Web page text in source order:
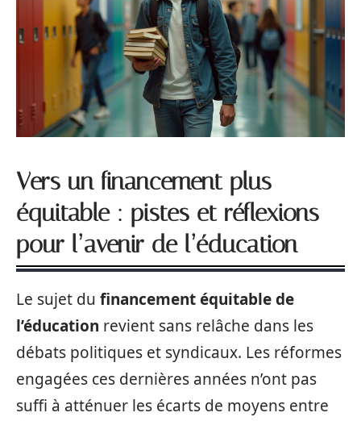
Vers un financement plus
équitable : pistes et réflexions
pour l’avenir de l’éducation
Le sujet du financement équitable de
l’éducation revient sans relâche dans les
débats politiques et syndicaux. Les réformes
engagées ces dernières années n’ont pas
suffi à atténuer les écarts de moyens entre